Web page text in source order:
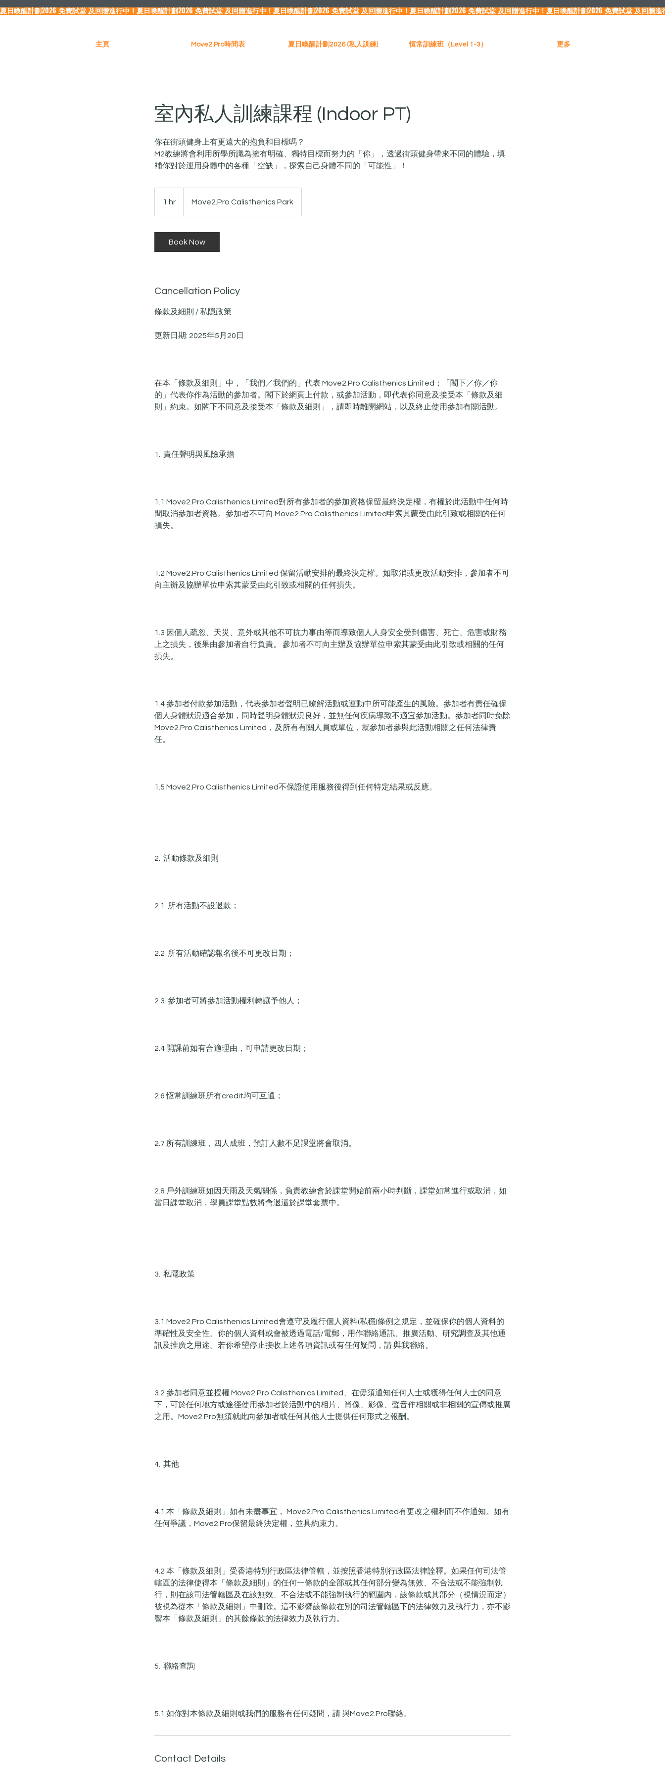
夏日喚醒計劃2026 免費試堂 及回贈進行中！
主頁 Move2.Pro時間表 夏日喚醒計劃2026 (私人訓練) 恆常訓練班（Level 1-3） 更多
室內私人訓練課程 (Indoor PT)
你在街頭健身上有更遠大的抱負和目標嗎？
M2教練將會利用所學所識為擁有明確、獨特目標而努力的「你」，透過街頭健身帶來不同的體驗，填
補你對於運用身體中的各種「空缺」，探索自己身體不同的「可能性」！
1 hr Move2.Pro Calisthenics Park
Book Now
Cancellation Policy
條款及細則 / 私隱政策
更新日期: 2025年5月20日
在本「條款及細則」中，「我們／我們的」代表 Move2.Pro Calisthenics Limited；「閣下／你／你
的」代表你作為活動的參加者。閣下於網頁上付款，或參加活動，即代表你同意及接受本「條款及細
則」約束。如閣下不同意及接受本「條款及細則」，請即時離開網站，以及終止使用參加有關活動。
1. 責任聲明與風險承擔
1.1 Move2.Pro Calisthenics Limited對所有參加者的參加資格保留最終決定權，有權於此活動中任何時
間取消參加者資格。參加者不可向 Move2.Pro Calisthenics Limited申索其蒙受由此引致或相關的任何
損失。
1.2 Move2.Pro Calisthenics Limited 保留活動安排的最終決定權。如取消或更改活動安排，參加者不可
向主辦及協辦單位申索其蒙受由此引致或相關的任何損失。
1.3 因個人疏忽、天災、意外或其他不可抗力事由等而導致個人人身安全受到傷害、死亡、危害或財務
上之損失，後果由參加者自行負責。 參加者不可向主辦及協辦單位申索其蒙受由此引致或相關的任何
損失。
1.4 參加者付款參加活動，代表參加者聲明已瞭解活動或運動中所可能產生的風險。參加者有責任確保
個人身體狀況適合參加，同時聲明身體狀況良好，並無任何疾病導致不適宜參加活動。參加者同時免除
Move2.Pro Calisthenics Limited，及所有有關人員或單位，就參加者參與此活動相關之任何法律責
任。
1.5 Move2.Pro Calisthenics Limited不保證使用服務後得到任何特定結果或反應。
2. 活動條款及細則
2.1 所有活動不設退款；
2.2 所有活動確認報名後不可更改日期；
2.3 參加者可將參加活動權利轉讓予他人；​
2.4 開課前如有合適理由，可申請更改日期；
2.6 恆常訓練班所有credit均可互通；
2.7 所有訓練班，四人成班，預訂人數不足課堂將會取消。
2.8 戶外訓練班如因天雨及天氣關係，負責教練會於課堂開始前兩小時判斷，課堂如常進行或取消，如
當日課堂取消，學員課堂點數將會退還於課堂套票中。
3. 私隱政策
3.1 Move2.Pro Calisthenics Limited會遵守及履行個人資料(私穩)條例之規定，並確保你的個人資料的
準確性及安全性。你的個人資料或會被透過電話/電郵，用作聯絡通訊、推廣活動、研究調查及其他通
訊及推廣之用途。若你希望停止接收上述各項資訊或有任何疑問，請 與我聯絡。​
3.2 參加者同意並授權 Move2.Pro Calisthenics Limited、在毋須通知任何人士或獲得任何人士的同意
下，可於任何地方或途徑使用參加者於活動中的相片、肖像、影像、聲音作相關或非相關的宣傳或推廣
之用。Move2.Pro無須就此向參加者或任何其他人士提供任何形式之報酬。
4. 其他
4.1 本「條款及細則」如有未盡事宜， Move2.Pro Calisthenics Limited有更改之權利而不作通知。如有
任何爭議，Move2.Pro保留最終決定權，並具約束力。
4.2 本「條款及細則」受香港特別行政區法律管轄，並按照香港特別行政區法律詮釋。如果任何司法管
轄區的法律使得本「條款及細則」的任何一條款的全部或其任何部分變為無效、不合法或不能強制執
行，則在該司法管轄區及在該無效、不合法或不能強制執行的範圍內，該條款或其部分（視情況而定）
被視為從本「條款及細則」中刪除。這不影響該條款在別的司法管轄區下的法律效力及執行力，亦不影
響本「條款及細則」的其餘條款的法律效力及執行力。
5. 聯絡查詢
5.1 如你對本條款及細則或我們的服務有任何疑問，請 與Move2.Pro聯絡。
Contact Details